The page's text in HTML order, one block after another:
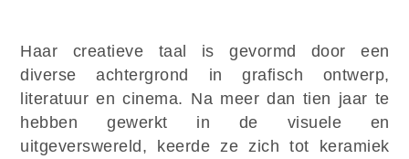
Haar creatieve taal is gevormd door een
diverse achtergrond in grafisch ontwerp,
literatuur en cinema. Na meer dan tien jaar te
hebben gewerkt in de visuele en
uitgeverswereld, keerde ze zich tot keramiek